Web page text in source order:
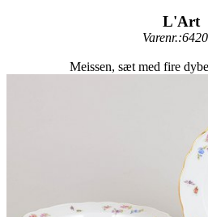
L'Art
Meissen, sæt med fire